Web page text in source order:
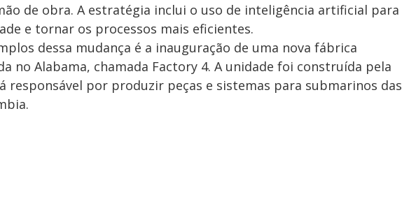
de obra. A estratégia inclui o uso de inteligência artificial para
e tornar os processos mais eficientes.
dessa mudança é a inauguração de uma nova fábrica
no Alabama, chamada Factory 4. A unidade foi construída pela
responsável por produzir peças e sistemas para submarinos das